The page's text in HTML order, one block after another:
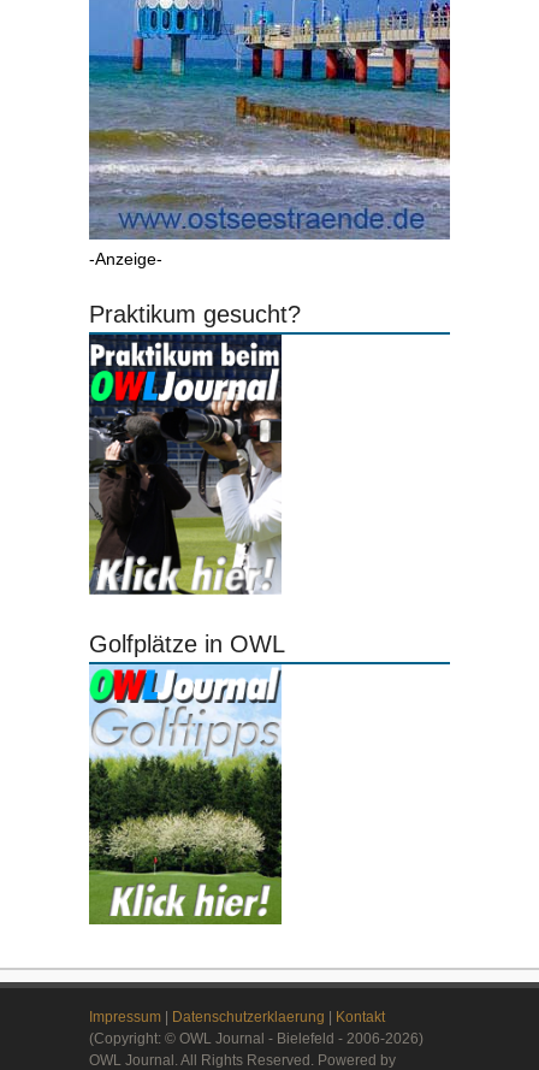
-Anzeige-
Praktikum gesucht?
Golfplätze in OWL
Impressum Datenschutzerklaerung
Kontakt
(Copyright: © OWL Journal - Bielefeld - 2006-2026)
OWL Journal. All Rights Reserved. Powered by